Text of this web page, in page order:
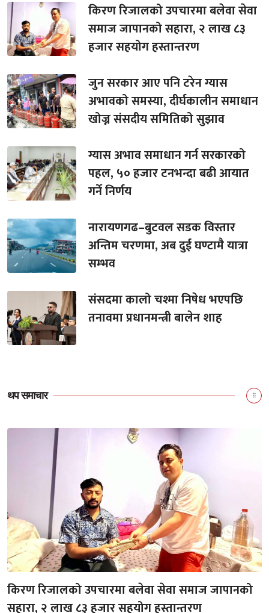
किरण रिजालको उपचारमा बलेवा सेवा
समाज जापानको सहारा, २ लाख ८३
हजार सहयोग हस्तान्तरण
जुन सरकार आए पनि टरेन ग्यास
अभावको समस्या, दीर्घकालीन समाधान
खोज्न संसदीय समितिको सुझाव
ग्यास अभाव समाधान गर्न सरकारको
पहल, ५० हजार टनभन्दा बढी आयात
गर्ने निर्णय
नारायणगढ–बुटवल सडक विस्तार
अन्तिम चरणमा, अब दुई घण्टामै यात्रा
सम्भव
संसदमा कालो चश्मा निषेध भएपछि
तनावमा प्रधानमन्त्री बालेन शाह
थप समाचार
किरण रिजालको उपचारमा बलेवा सेवा समाज जापानको
सहारा, २ लाख ८३ हजार सहयोग हस्तान्तरण